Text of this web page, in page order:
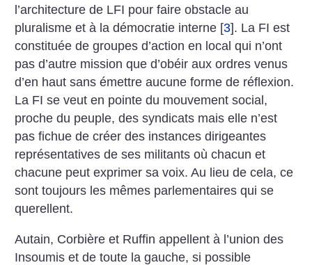
l’architecture de LFI pour faire obstacle au
pluralisme et à la démocratie interne [3]. La FI est
constituée de groupes d’action en local qui n’ont
pas d’autre mission que d’obéir aux ordres venus
d’en haut sans émettre aucune forme de réflexion.
La FI se veut en pointe du mouvement social,
proche du peuple, des syndicats mais elle n’est
pas fichue de créer des instances dirigeantes
représentatives de ses militants où chacun et
chacune peut exprimer sa voix. Au lieu de cela, ce
sont toujours les mêmes parlementaires qui se
querellent.
Autain, Corbière et Ruffin appellent à l’union des
Insoumis et de toute la gauche, si possible